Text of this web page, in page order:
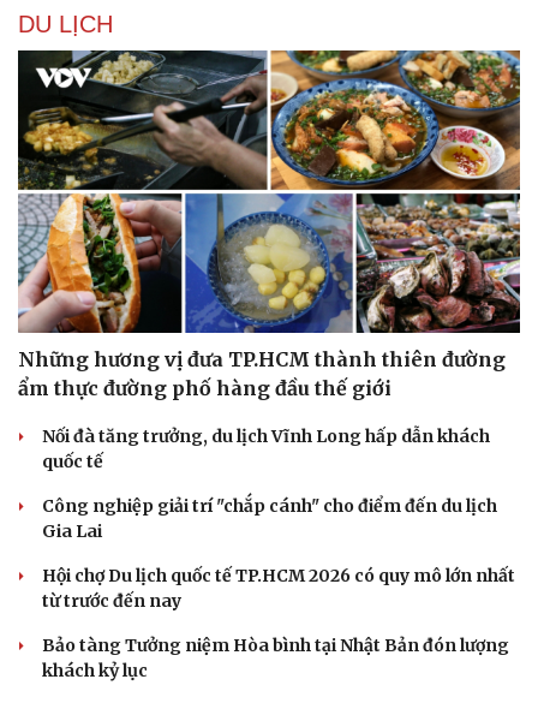
DU LỊCH
Những hương vị đưa TP.HCM thành thiên đường
ẩm thực đường phố hàng đầu thế giới
Nối đà tăng trưởng, du lịch Vĩnh Long hấp dẫn khách
quốc tế
Công nghiệp giải trí "chắp cánh" cho điểm đến du lịch
Gia Lai
Hội chợ Du lịch quốc tế TP.HCM 2026 có quy mô lớn nhất
từ trước đến nay
Bảo tàng Tưởng niệm Hòa bình tại Nhật Bản đón lượng
khách kỷ lục